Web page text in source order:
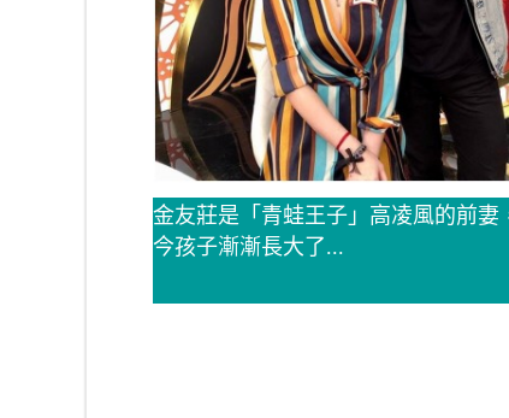
金友莊是「青蛙王子」高凌風的前
今孩子漸漸長大了...